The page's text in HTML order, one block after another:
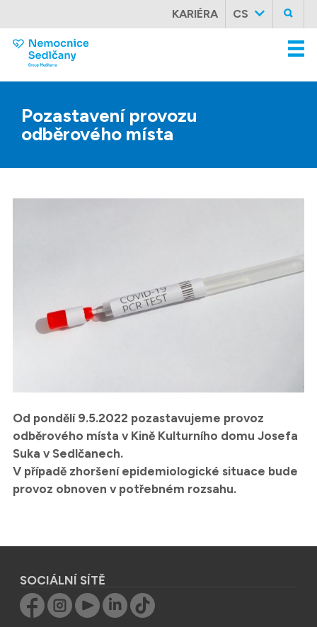
KARIÉRA CS
Pozastavení provozu
odběrového místa
Od pondělí 9.5.2022 pozastavujeme provoz
odběrového místa v Kině Kulturního domu Josefa
Suka v Sedlčanech.
V případě zhoršení epidemiologické situace bude
provoz obnoven v potřebném rozsahu.
SOCIÁLNÍ SÍTĚ